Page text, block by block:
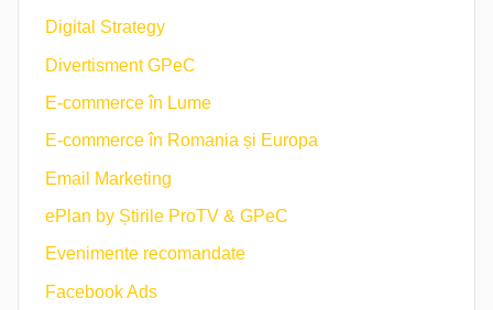
Digital Strategy
Divertisment GPeC
E-commerce în Lume
E-commerce în Romania și Europa
Email Marketing
ePlan by Știrile ProTV & GPeC
Evenimente recomandate
Facebook Ads